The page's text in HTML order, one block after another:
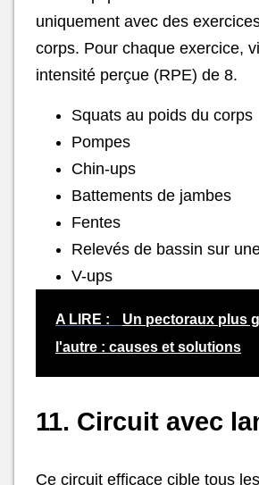
uniquement avec des
corps. Pour chaque exercice,
intensité perçue (RPE) de 8.
Squats au poids du corps
Pompes
Chin-ups
Battements de jambes
Fentes
Relevés de bassin sur
V-ups
A LIRE :
Un pectoraux plus
l'autre : causes et solutions
11. Circuit avec
Ce circuit efficace cible tous